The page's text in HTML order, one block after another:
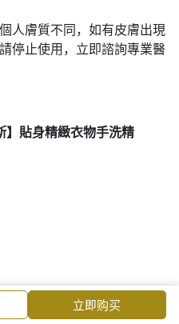
立即购买
人膚質不同，如有皮膚出現
停止使用，立即諮詢專業醫
】貼身精緻衣物手洗精
斯抹於衣物上，雙手輕輕搓